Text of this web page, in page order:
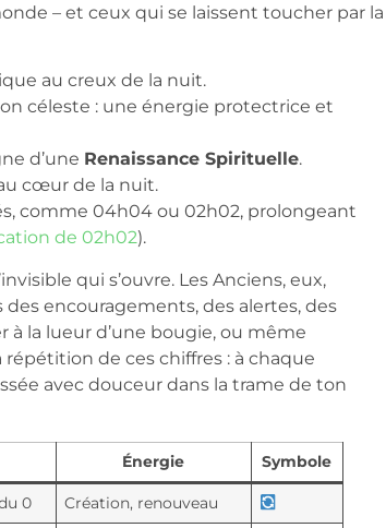
– et ceux qui se laissent toucher par la
au creux de la nuit.
céleste : une énergie protectrice et
d’une Renaissance Spirituelle.
cœur de la nuit.
comme 04h04 ou 02h02, prolongeant
de 02h02).
qui s’ouvre. Les Anciens, eux,
encouragements, des alertes, des
la lueur d’une bougie, ou même
répétition de ces chiffres : à chaque
avec douceur dans la trame de ton
Énergie Symbole
0
Création, renouveau